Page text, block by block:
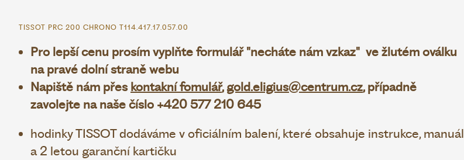
TISSOT PRC 200 CHRONO T114.417.17.057.00
Pro lepší cenu prosím vyplňte formulář "necháte nám vzkaz" ve žlutém oválku
na pravé dolní straně webu
Napiště nám přes kontakní fomulář,gold.eligius@centrum.cz, případně
zavolejte na naše číslo +420 577 210 645
hodinky TISSOT dodáváme v oficiálním balení, které obsahuje instrukce, manuál
a 2 letou garanční kartičku